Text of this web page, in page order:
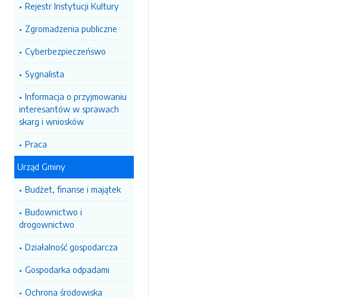
Rejestr Instytucji Kultury
Zgromadzenia publiczne
Cyberbezpieczeńswo
Sygnalista
Informacja o przyjmowaniu
interesantów w sprawach
skarg i wniosków
Praca
Urząd Gminy
Budżet, finanse i majątek
Budownictwo i
drogownictwo
Działalność gospodarcza
Gospodarka odpadami
Ochrona środowiska